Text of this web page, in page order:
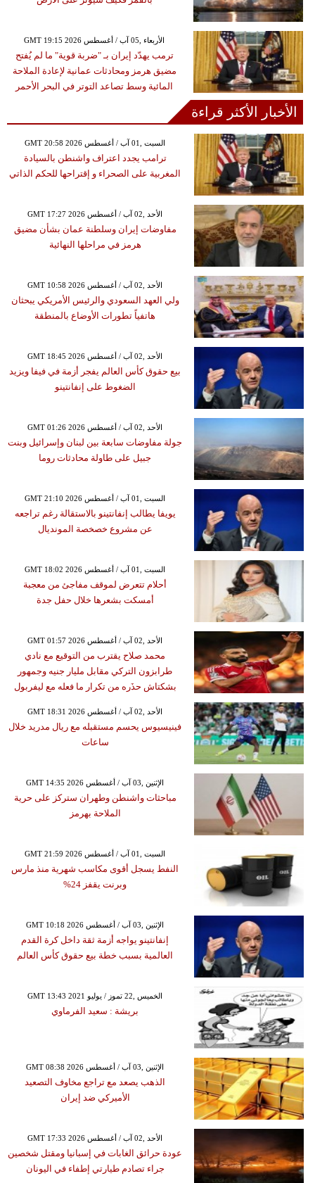
GMT 19:15 2026 الأربعاء ,05 آب / أغسطس
ترمب يهدّد إيران بـ "ضربة قوية" ما لم يُفتح
مضيق هرمز ومحادثات عمانية لإعادة الملاحة
المائية وسط تصاعد التوتر في البحر الأحمر
الأخبار الأكثر قراءة
GMT 20:58 2026 السبت ,01 آب / أغسطس
ترامب يجدد اعتراف واشنطن بالسيادة
المغربية على الصحراء و إقتراحها للحكم الذاتي
GMT 17:27 2026 الأحد ,02 آب / أغسطس
مفاوضات إيران وسلطنة عمان بشأن مضيق
هرمز في مراحلها النهائية
GMT 10:58 2026 الأحد ,02 آب / أغسطس
ولي العهد السعودي والرئيس الأمريكي يبحثان
هاتفياً تطورات الأوضاع بالمنطقة
GMT 18:45 2026 الأحد ,02 آب / أغسطس
بيع حقوق كأس العالم يفجر أزمة في فيفا ويزيد
الضغوط على إنفانتينو
GMT 01:26 2026 الأحد ,02 آب / أغسطس
جولة مفاوضات سابعة بين لبنان وإسرائيل وبنت
جبيل على طاولة محادثات روما
GMT 21:10 2026 السبت ,01 آب / أغسطس
يويفا يطالب إنفانتينو بالاستقالة رغم تراجعه
عن مشروع خصخصة المونديال
GMT 18:02 2026 السبت ,01 آب / أغسطس
أحلام تتعرض لموقف مفاجئ من معجبة
أمسكت بشعرها خلال حفل جدة
GMT 01:57 2026 الأحد ,02 آب / أغسطس
محمد صلاح يقترب من التوقيع مع نادي
طرابزون التركي مقابل مليار جنيه وجمهور
بشكتاش حذَره من تكرار ما فعله مع ليفربول
GMT 18:31 2026 الأحد ,02 آب / أغسطس
فينيسيوس يحسم مستقبله مع ريال مدريد خلال
ساعات
GMT 14:35 2026 الإثنين ,03 آب / أغسطس
مباحثات واشنطن وطهران ستركز على حرية
الملاحة بهرمز
GMT 21:59 2026 السبت ,01 آب / أغسطس
النفط يسجل أقوى مكاسب شهرية منذ مارس
وبرنت يقفز 24%
GMT 10:18 2026 الإثنين ,03 آب / أغسطس
إنفانتينو يواجه أزمة ثقة داخل كرة القدم
العالمية بسبب خطة بيع حقوق كأس العالم
GMT 13:43 2021 الخميس ,22 تموز / يوليو
بريشة : سعيد الفرماوي
GMT 08:38 2026 الإثنين ,03 آب / أغسطس
الذهب يصعد مع تراجع مخاوف التصعيد
الأميركي ضد إيران
GMT 17:33 2026 الأحد ,02 آب / أغسطس
عودة حرائق الغابات في إسبانيا ومقتل شخصين
جراء تصادم طيارتي إطفاء في اليونان